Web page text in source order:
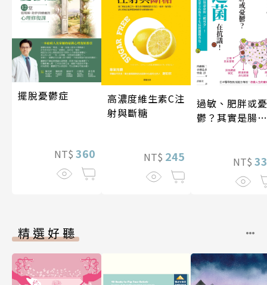
擺脫憂鬱症
NT$ 360
高濃度維生素C注
射與斷糖
NT$ 245
過敏、肥胖或憂
鬱？其實是腸道
NT$
精選好聽